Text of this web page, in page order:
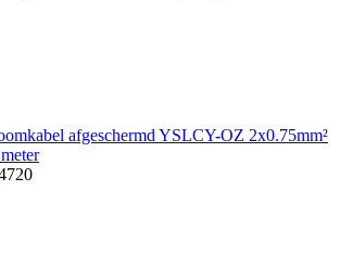
afgeschermd YSLCY-OZ 2x0.75mm²